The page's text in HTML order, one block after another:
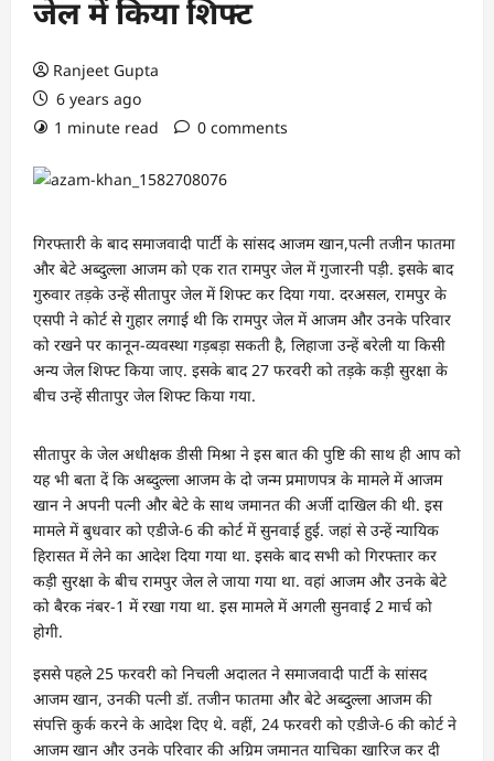
जेल में किया शिफ्ट
Ranjeet Gupta
6 years ago
1 minute read
0 comments
गिरफ्तारी के बाद समाजवादी पार्टी के सांसद आजम खान,पत्नी तजीन फातमा
और बेटे अब्दुल्ला आजम को एक रात रामपुर जेल में गुजारनी पड़ी. इसके बाद
गुरुवार तड़के उन्‍हें सीतापुर जेल में शिफ्ट कर दिया गया. दरअसल, रामपुर के
एसपी ने कोर्ट से गुहार लगाई थी कि रामपुर जेल में आजम और उनके परिवार
को रखने पर कानून-व्यवस्था गड़बड़ा सकती है, लिहाजा उन्हें बरेली या किसी
अन्य जेल शिफ्ट किया जाए. इसके बाद 27 फरवरी को तड़के कड़ी सुरक्षा के
बीच उन्‍हें सीतापुर जेल शिफ्ट किया गया.
सीतापुर के जेल अधीक्षक डीसी मिश्रा ने इस बात की पुष्टि की साथ ही आप को
यह भी बता दें कि अब्दुल्ला आजम के दो जन्म प्रमाणपत्र के मामले में आजम
खान ने अपनी पत्नी और बेटे के साथ जमानत की अर्जी दाखिल की थी. इस
मामले में बुधवार को एडीजे-6 की कोर्ट में सुनवाई हुई. जहां से उन्हें न्यायिक
हिरासत में लेने का आदेश दिया गया था. इसके बाद सभी को गिरफ्तार कर
कड़ी सुरक्षा के बीच रामपुर जेल ले जाया गया था. वहां आजम और उनके बेटे
को बैरक नंबर-1 में रखा गया था. इस मामले में अगली सुनवाई 2 मार्च को
होगी.
इससे पहले 25 फरवरी को निचली अदालत ने समाजवादी पार्टी के सांसद
आजम खान, उनकी पत्नी डॉ. तजीन फातमा और बेटे अब्दुल्ला आजम की
संपत्ति कुर्क करने के आदेश दिए थे. वहीं, 24 फरवरी को एडीजे-6 की कोर्ट ने
आजम खान और उनके परिवार की अग्रिम जमानत याचिका खारिज कर दी